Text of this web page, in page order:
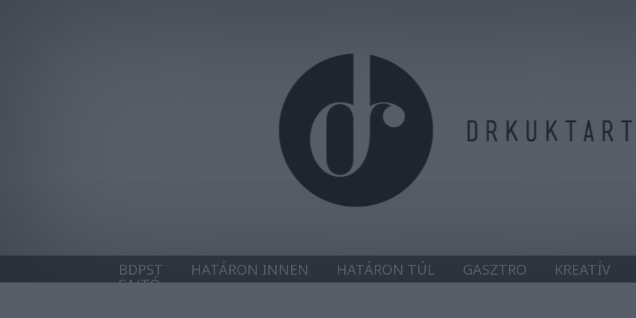
BDPST HATÁRON INNEN HATÁRON TÚL GASZTRO KREATÍV
SAJTÓ